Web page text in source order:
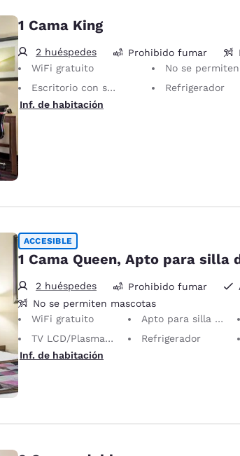
1 Cama King
2 huéspedes Prohibido fumar
WiFi gratuito
No se permiten mascotas Solo se permiten animales de servicio, sin cargo.
Escritorio con silla ergonómica
Refrigerador
Inf. de habitación
ACCESIBLE
1 Cama Queen, Apto para silla
2 huéspedes Prohibido fumar
No se permiten mascotas
WiFi gratuito
Apto para silla de ruedas
TV LCD/Plasma de 40 pulgadas
Refrigerador
Inf. de habitación